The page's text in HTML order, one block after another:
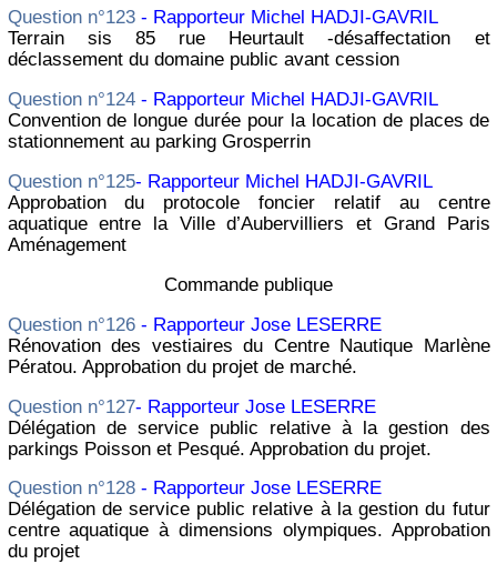
Question n°123- Rapporteur Michel HADJI-GAVRIL
Terrain sis 85 rue Heurtault -désaffectation et
déclassement du domaine public avant cession
Question n°124- Rapporteur Michel HADJI-GAVRIL
Convention de longue durée pour la location de places de
stationnement au parking Grosperrin
Question n°125- Rapporteur Michel HADJI-GAVRIL
Approbation du protocole foncier relatif au centre
aquatique entre la Ville d’Aubervilliers et Grand Paris
Aménagement
Commande publique
Question n°126- Rapporteur Jose LESERRE
Rénovation des vestiaires du Centre Nautique Marlène
Pératou. Approbation du projet de marché.
Question n°127- Rapporteur Jose LESERRE
Délégation de service public relative à la gestion des
parkings Poisson et Pesqué. Approbation du projet.
Question n°128- Rapporteur Jose LESERRE
Délégation de service public relative à la gestion du futur
centre aquatique à dimensions olympiques. Approbation
du projet